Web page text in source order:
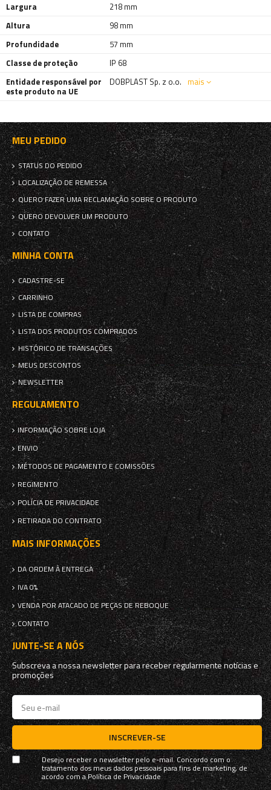
Largura
218 mm
Altura
98 mm
Profundidade
57 mm
Classe de proteção
IP 68
Entidade responsável por
este produto na UE
DOBPLAST Sp. z o.o. mais
MEU PEDIDO
STATUS DO PEDIDO
LOCALIZAÇÃO DE REMESSA
QUERO FAZER UMA RECLAMAÇÃO SOBRE O PRODUTO
QUERO DEVOLVER UM PRODUTO
CONTATO
MINHA CONTA
CADASTRE-SE
CARRINHO
LISTA DE COMPRAS
LISTA DOS PRODUTOS COMPRADOS
HISTÓRICO DE TRANSAÇÕES
MEUS DESCONTOS
NEWSLETTER
REGULAMENTO
INFORMAÇÃO SOBRE LOJA
ENVIO
MÉTODOS DE PAGAMENTO E COMISSÕES
REGIMENTO
POLÍCIA DE PRIVACIDADE
RETIRADA DO CONTRATO
MAIS INFORMAÇÕES
DA ORDEM À ENTREGA
IVA 0%
VENDA POR ATACADO DE PEÇAS DE REBOQUE
CONTATO
JUNTE-SE A NÓS
Subscreva a nossa newsletter para receber regularmente notícias e
promoções
INSCREVER-SE
Desejo receber o newsletter pelo e-mail. Concordo com o
tratamento dos meus dados pessoais para fins de marketing, de
acordo com aPolítica de Privacidade